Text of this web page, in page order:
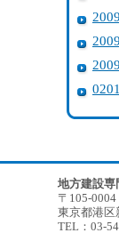
地方建設専
〒105-0004
東京都港区
TEL：03-